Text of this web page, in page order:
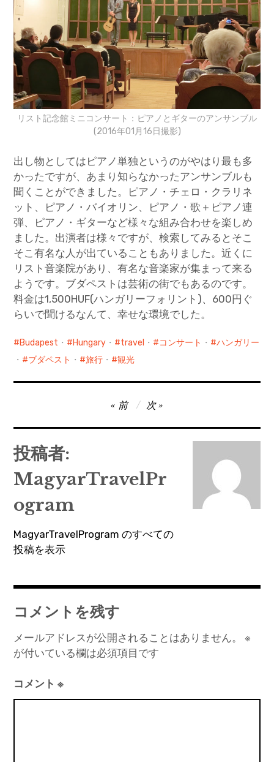
リスト記念館ミニコンサート：ピアノとギターのアンサンブル
(2016年01月16日撮影)
出し物としてはピアノ単独というのがやはり最も多
かったですが、あまり知らなかったアンサンブルも
聞くことができました。ピアノ・チェロ・クラリネ
ット、ピアノ・バイオリン、ピアノ・歌＋ピアノ連
弾、ピアノ・ギターなど様々な組み合わせを楽しめ
ました。出演者は様々ですが、検索してみるとそこ
そこ有名な人が出ていることもありました。近くに
リスト音楽院があり、有名な音楽家が集まって来る
ようです。ブダペストは芸術の街でもあるのです。
料金は1,500HUF(ハンガリーフォリント)、600円ぐ
らいで聞けるなんて、幸せな環境でした。
Budapest ・ Hungary ・ travel ・ コンサート ・
ハンガリー
・
ブダペスト ・ 旅行 ・ 観光
稿
ナ
ビ
ゲ
ー
シ
ョ
ン
前 次
投稿者:
MagyarTravelPr
ogram
MagyarTravelProgram のすべての
投稿を表示
コメントを残す
メールアドレスが公開されることはありません。
※
が付いている欄は必須項目です
コメント※